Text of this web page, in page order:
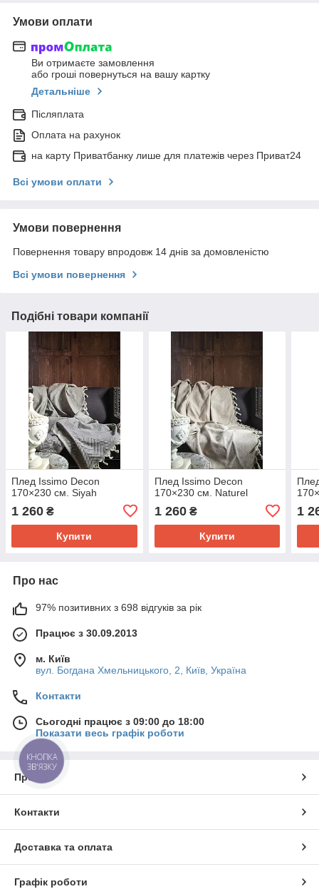
Умови оплати
Ви отримаєте замовлення
або гроші повернуться на вашу картку
Детальніше
Післяплата
Оплата на рахунок
на карту Приватбанку лише для платежів через Приват24
Всі умови оплати
Умови повернення
Повернення товару впродовж 14 днів за домовленістю
Всі умови повернення
Подібні товари компанії
Плед Issimo Decon
170×230 см. Siyah
1 260 ₴
Купити
Плед Issimo Decon
170×230 см. Naturel
1 260₴
Купити
1
Про нас
97% позитивних з 698 відгуків за рік
Працює з 30.09.2013
м. Київ
вул. Богдана Хмельницького, 2, Київ, Україна
Контакти
Сьогодні працює з 09:00 до 18:00
Показати весь графік роботи
Про нас
Контакти
Доставка та оплата
Графік роботи
КНОПКА
ЗВ'ЯЗКУ